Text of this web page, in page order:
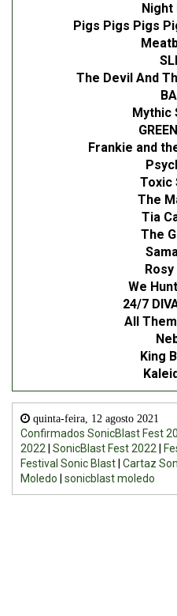
Night
Pigs Pigs Pigs
The Devil And
Mythic
Frankie and
Toxic
The
Tia
The
We
24/7
All
King
quinta-feira, 12 agosto 2021
Confirmados SonicBlast Fest
2022 SonicBlast Fest 2022
Festival Sonic Blast Cartaz
Moledo
sonicblast moledo